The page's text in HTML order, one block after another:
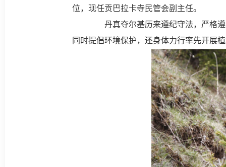
位，现任贡巴拉卡寺民管会副主任。
丹真夺尔基历来遵纪守法，严格遵
同时提倡环境保护，还身体力行率先开展